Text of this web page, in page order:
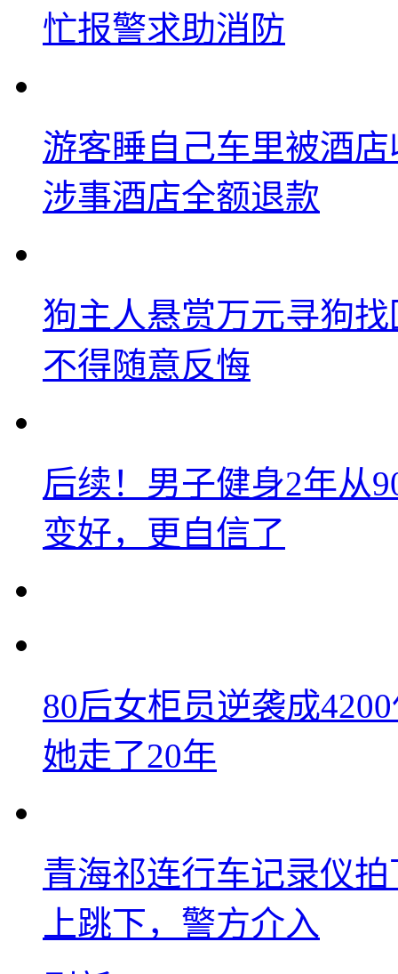
忙报警求助消防
游客睡自己车里被酒
涉事酒店全额退款
狗主人悬赏万元寻狗
不得随意反悔
后续！男子健身2年从
变好，更自信了
80后女柜员逆袭成
她走了20年
青海祁连行车记录仪
上跳下，警方介入